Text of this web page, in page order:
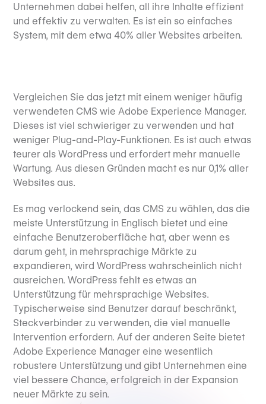
Unternehmen dabei helfen, all ihre Inhalte effizient
und effektiv zu verwalten. Es ist ein so einfaches
System, mit dem etwa 40% aller Websites arbeiten.
Vergleichen Sie das jetzt mit einem weniger häufig
verwendeten CMS wie Adobe Experience Manager.
Dieses ist viel schwieriger zu verwenden und hat
weniger Plug-and-Play-Funktionen. Es ist auch etwas
teurer als WordPress und erfordert mehr manuelle
Wartung. Aus diesen Gründen macht es nur 0,1% aller
Websites aus.
Es mag verlockend sein, das CMS zu wählen, das die
meiste Unterstützung in Englisch bietet und eine
einfache Benutzeroberfläche hat, aber wenn es
darum geht, in mehrsprachige Märkte zu
expandieren, wird WordPress wahrscheinlich nicht
ausreichen. WordPress fehlt es etwas an
Unterstützung für mehrsprachige Websites.
Typischerweise sind Benutzer darauf beschränkt,
Steckverbinder zu verwenden, die viel manuelle
Intervention erfordern. Auf der anderen Seite bietet
Adobe Experience Manager eine wesentlich
robustere Unterstützung und gibt Unternehmen eine
viel bessere Chance, erfolgreich in der Expansion
neuer Märkte zu sein.